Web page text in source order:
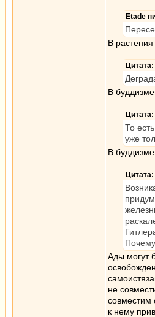
Etade
В
Цитата:
В
Цитата:
То
уже
В
Цитата:
Ады могут
не
совместим
к нему